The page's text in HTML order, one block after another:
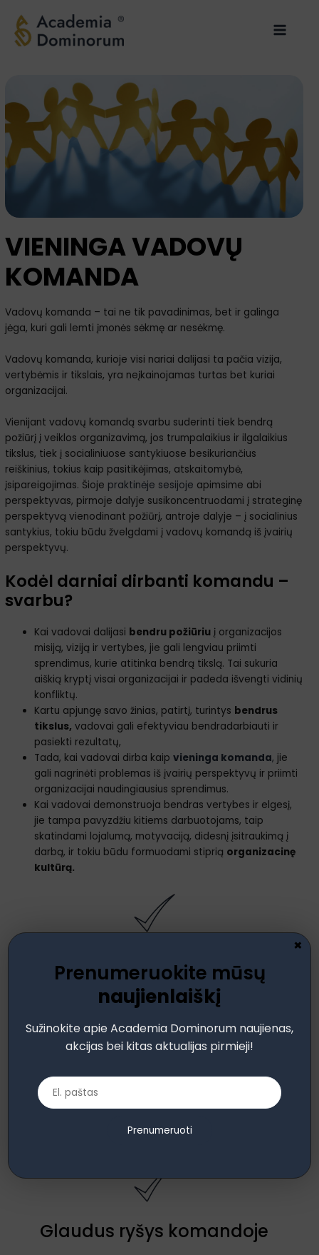
prie
turinio
Menu
VIENINGA VADOVŲ
KOMANDA
Vadovų komanda – tai ne tik pavadinimas, bet ir galinga
jėga, kuri gali lemti įmonės sėkmę ar nesėkmę.
Vadovų komanda, kurioje visi nariai dalijasi ta pačia vizija,
vertybėmis ir tikslais, yra neįkainojamas turtas bet kuriai
organizacijai.
Vienijant vadovų komandą svarbu suderinti tiek bendrą
požiūrį į veiklos organizavimą, jos trumpalaikius ir ilgalaikius
tikslus, tiek į socialiniuose santykiuose besikuriančius
reiškinius, tokius kaip pasitikėjimas, atskaitomybė,
įsipareigojimas. Šioje praktinėje sesijoje apimsime abi
perspektyvas, pirmoje dalyje susikoncentruodami į strateginę
perspektyvą vienodinant požiūrį, antroje dalyje – į socialinius
santykius, tokiu būdu žvelgdami į vadovų komandą iš įvairių
perspektyvų.
Kodėl darniai dirbanti komandu –
svarbu?
Kai vadovai dalijasi bendru požiūriu į organizacijos
misiją, viziją ir vertybes, jie gali lengviau priimti
sprendimus, kurie atitinka bendrą tikslą. Tai sukuria
aiškią kryptį visai organizacijai ir padeda išvengti vidinių
konfliktų.
Kartu apjungę savo žinias, patirtį, turintys bendrus
tikslus, vadovai gali efektyviau bendradarbiauti ir
pasiekti rezultatų,
Tada, kai vadovai dirba kaipvieninga komanda, jie
gali nagrinėti problemas iš įvairių perspektyvų ir priimti
organizacijai naudingiausius sprendimus.
Kai vadovai demonstruoja bendras vertybes ir elgesį,
jie tampa pavyzdžiu kitiems darbuotojams, taip
skatindami lojalumą, motyvaciją, didesnį įsitraukimą į
darbą, ir tokiu būdu formuodami stiprią organizacinę
kultūrą.
Komandos pažinimas
Dalyviai gebės vertinti savo komandos sutelktumą ir brandą.
formavimui.
Glaudus ryšys komandoje
Prenumeruokite mūsų
naujienlaiškį
Sužinokite apie Academia Dominorum naujienas,
akcijas bei kitas aktualijas pirmieji!
Prenumeruoti
×